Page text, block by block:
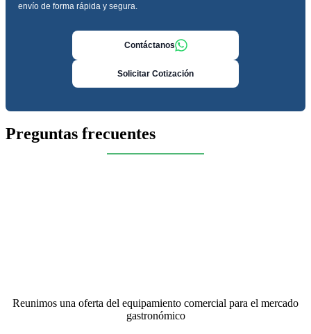
envío de forma rápida y segura.
Contáctanos
Solicitar Cotización
Preguntas frecuentes
Reunimos una oferta del equipamiento comercial para el mercado
gastronómico